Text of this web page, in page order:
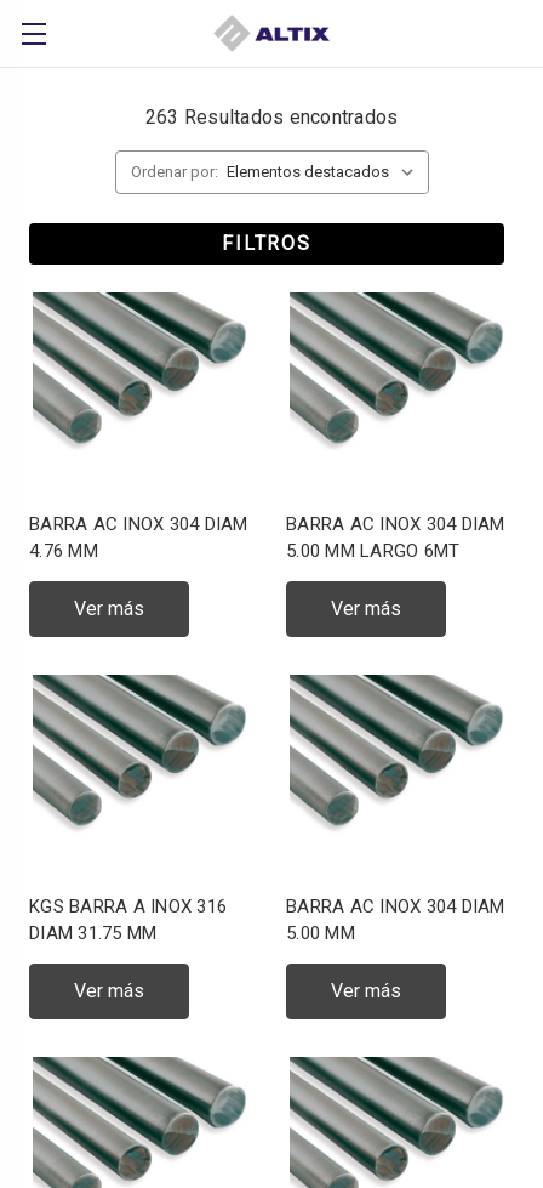
263 Resultados encontrados
Ordenar por:
FILTROS
BARRA AC INOX 304 DIAM
4.76 MM
Ver más
BARRA AC INOX 304 DIAM
5.00 MM LARGO 6MT
Ver más
KGS BARRA A INOX 316
DIAM 31.75 MM
Ver más
BARRA AC INOX 304 DIAM
5.00 MM
Ver más